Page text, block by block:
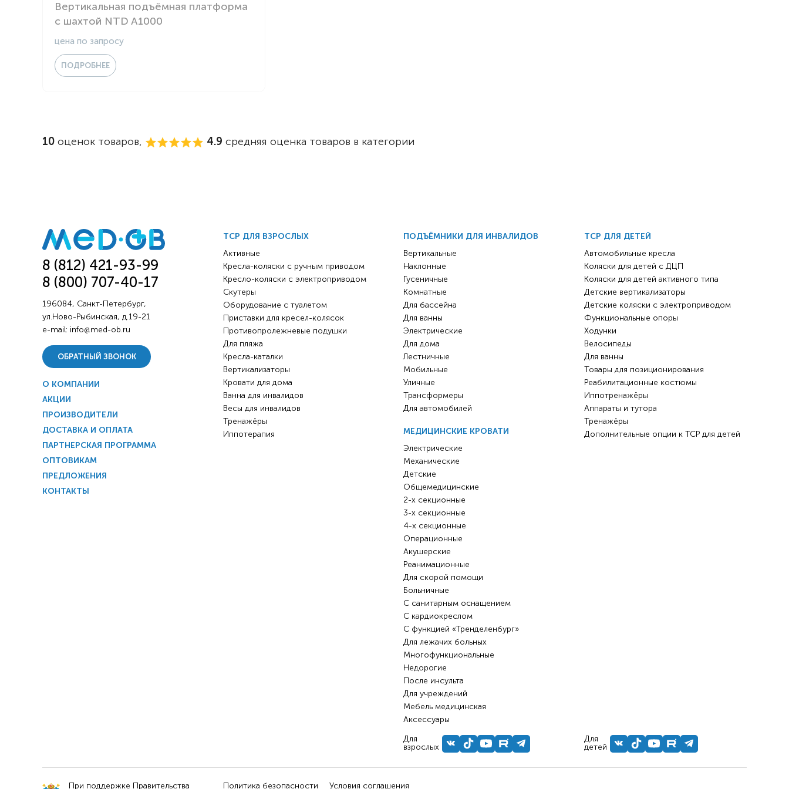
Вертикальная подъёмная платформа
с шахтой NTD A1000
цена по запросу
ПОДРОБНЕЕ
10 оценок товаров, 4.9 средняя оценка товаров в категории
8 (812) 421-93-99
8 (800) 707-40-17
196084, Санкт-Петербург,
ул.Ново-Рыбинская, д.19-21
e-mail: info@med-ob.ru
ОБРАТНЫЙ ЗВОНОК
О КОМПАНИИ
АКЦИИ
ПРОИЗВОДИТЕЛИ
ДОСТАВКА И ОПЛАТА
ПАРТНЕРСКАЯ ПРОГРАММА
ОПТОВИКАМ
ПРЕДЛОЖЕНИЯ
КОНТАКТЫ
ТСР ДЛЯ ВЗРОСЛЫХ
Активные
Кресла-коляски с ручным приводом
Кресло-коляски с электроприводом
Скутеры
Оборудование с туалетом
Приставки для кресел-колясок
Противопролежневые подушки
Для пляжа
Кресла-каталки
Вертикализаторы
Кровати для дома
Ванна для инвалидов
Весы для инвалидов
Тренажёры
Иппотерапия
ПОДЪЁМНИКИ ДЛЯ ИНВАЛИДОВ
Вертикальные
Наклонные
Гусеничные
Комнатные
Для бассейна
Для ванны
Электрические
Для дома
Лестничные
Мобильные
Уличные
Трансформеры
Для автомобилей
МЕДИЦИНСКИЕ КРОВАТИ
Электрические
Механические
Детские
Общемедицинские
2-х секционные
3-х секционные
4-х секционные
Операционные
Акушерские
Реанимационные
Для скорой помощи
Больничные
С санитарным оснащением
С кардиокреслом
С функцией «Тренделенбург»
Для лежачих больных
Многофункциональные
Недорогие
После инсульта
Для учреждений
Мебель медицинская
Аксессуары
Для
взрослых
ТСР ДЛЯ ДЕТЕЙ
Автомобильные кресла
Коляски для детей с ДЦП
Коляски для детей активного типа
Детские вертикализаторы
Детские коляски с электроприводом
Функциональные опоры
Ходунки
Велосипеды
Для ванны
Товары для позиционирования
Реабилитационные костюмы
Иппотренажёры
Аппараты и тутора
Тренажёры
Дополнительные опции к ТСР для детей
Для
детей
При поддержке Правительства Политика безопасности Условия соглашения